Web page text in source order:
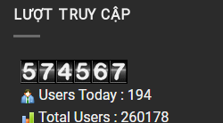
LƯỢT TRUY CẬP